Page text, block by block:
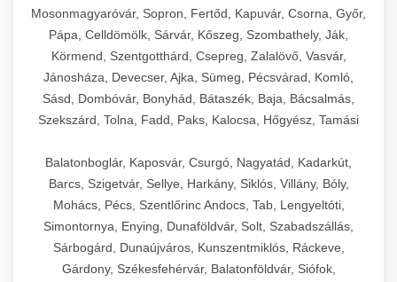
Mosonmagyaróvár, Sopron, Fertőd, Kapuvár, Csorna, Győr,
Pápa, Celldömölk, Sárvár, Kőszeg, Szombathely, Ják,
Körmend, Szentgotthárd, Csepreg, Zalalövő, Vasvár,
Jánosháza, Devecser, Ajka, Sümeg, Pécsvárad, Komló,
Sásd, Dombóvár, Bonyhád, Bátaszék, Baja, Bácsalmás,
Szekszárd, Tolna, Fadd, Paks, Kalocsa, Hőgyész, Tamási
Balatonboglár, Kaposvár, Csurgó, Nagyatád, Kadarkút,
Barcs, Szigetvár, Sellye, Harkány, Siklós, Villány, Bóly,
Mohács, Pécs, Szentlőrinc Andocs, Tab, Lengyeltóti,
Simontornya, Enying, Dunaföldvár, Solt, Szabadszállás,
Sárbogárd, Dunaújváros, Kunszentmiklós, Ráckeve,
Gárdony, Székesfehérvár, Balatonföldvár, Siófok,